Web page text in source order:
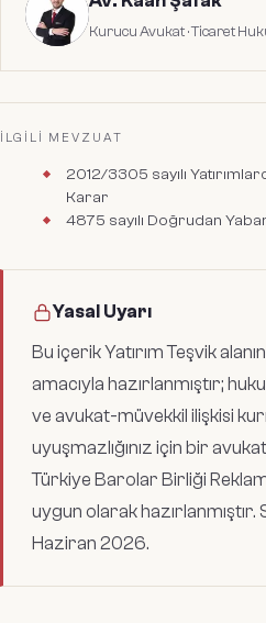
personeli (eksperler) yatırım
ve harcamaları yerinde inceler.
tespit edilirse yatırım
yasal olarak kapatılır.
Kurucu Avukat ·Ticaret
İLGILI MEVZUAT
2012/3305 sayılı
Karar
4875 sayılı Doğrudan
Yasal Uyarı
Bu içerikYatırım Teşvik
amacıyla hazırlanmıştır;
ve avukat-müvekkil ilişkisi
uyuşmazlığınız için bir
Türkiye Barolar Birliği
uygun olarak hazırlanmıştır.
Haziran 2026.